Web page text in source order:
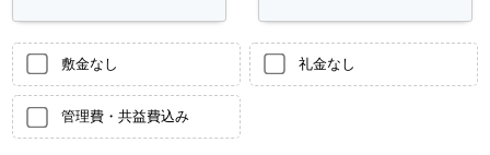
敷金なし 礼金なし
管理費・共益費込み